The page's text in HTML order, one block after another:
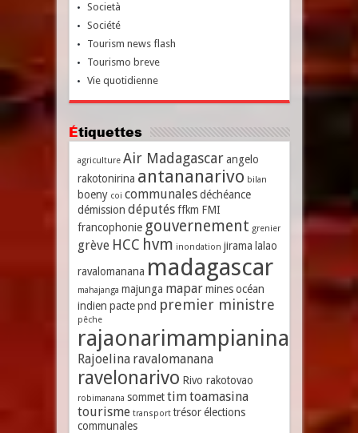
Società
Société
Tourism news flash
Tourismo breve
Vie quotidienne
Étiquettes
agriculture Air Madagascar angelo
rakotonirina antananarivo bilan
boeny coi communales déchéance
démission députés ffkm FMI
francophonie gouvernement grenier
grève HCC hvm inondation jirama lalao
ravalomanana madagascar
mahajanga majunga mapar mines océan
indien pacte pnd premier ministre
pêche
rajaonarimampianina
Rajoelina ravalomanana
ravelonarivo Rivo rakotovao
robimanana sommet timtoamasina
tourisme transport trésor élections
communales